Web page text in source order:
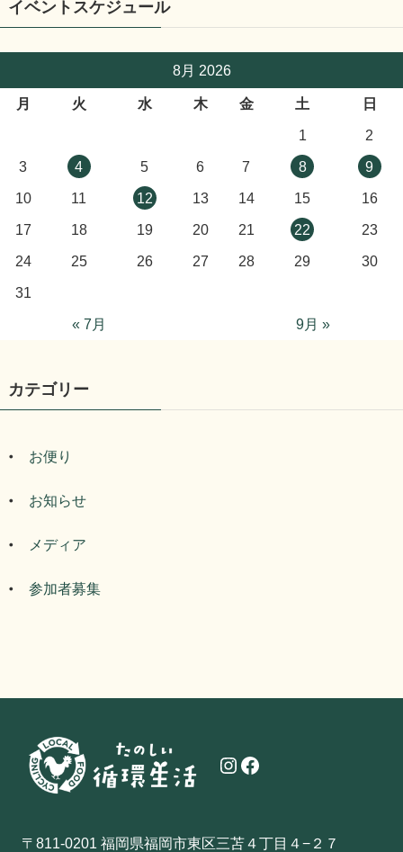
イベントスケジュール
8月 2026
月 火 水 木 金 土
日
1
2
3
4 5 6 7 8
9
10
11 12 13 14 15
16
17
18 19 20 21 22
23
24
25 26 27 28 29
30
31
« 7月
9月 »
カテゴリー
お便り
お知らせ
メディア
参加者募集
Instagram Facebook
〒811-0201 福岡県福岡市東区三苫４丁目４−２７